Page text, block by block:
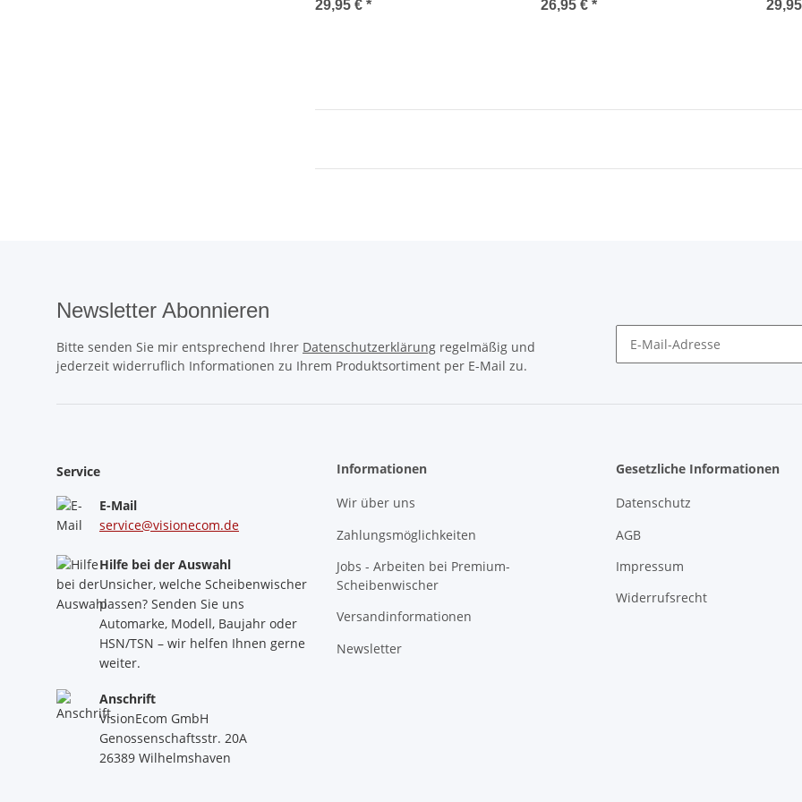
2006-2013
29,95 € *
Abkantung
26,95 € *
Newsletter Abonnieren
Bitte senden Sie mir entsprechend Ihrer Datenschutzerklärung regelmäßig und
jederzeit widerruflich Informationen zu Ihrem Produktsortiment per E-Mail zu.
Service
E-Mail
service@visionecom.de
Hilfe bei der Auswahl
Unsicher, welche Scheibenwischer
passen? Senden Sie uns
Automarke, Modell, Baujahr oder
HSN/TSN – wir helfen Ihnen gerne
weiter.
Anschrift
VisionEcom GmbH
Genossenschaftsstr. 20A
26389 Wilhelmshaven
Informationen
Wir über uns
Zahlungsmöglichkeiten
Jobs - Arbeiten bei Premium-
Scheibenwischer
Versandinformationen
Newsletter
Gesetzliche Informationen
Datenschutz
AGB
Impressum
Widerrufsrecht